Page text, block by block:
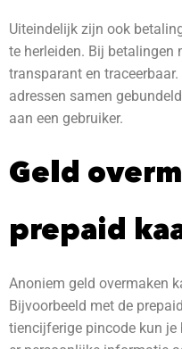
Uiteindelijk zijn ook
te herleiden. Bij
transparant en
adressen samen
aan een gebruiker.
Geld
prepaid
Anoniem geld overmaken
Bijvoorbeeld met de
tiencijferige pincode kun